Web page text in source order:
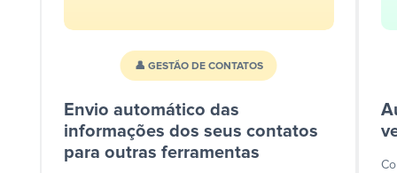
👤 GESTÃO DE CONTATOS
Envio automático das
informações dos seus contatos
para outras ferramentas